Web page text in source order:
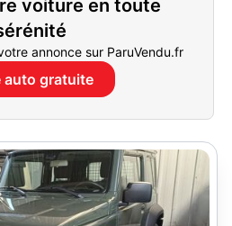
voiture en toute
annonce sur ParuVendu.fr
auto gratuite